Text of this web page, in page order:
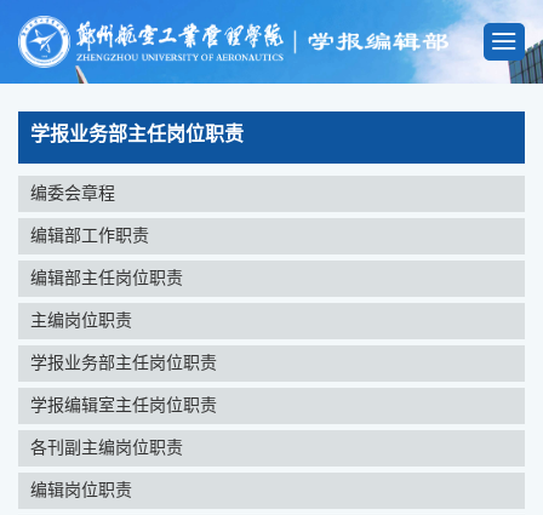
学报业务部主任岗位职责
编委会章程
编辑部工作职责
编辑部主任岗位职责
主编岗位职责
学报业务部主任岗位职责
学报编辑室主任岗位职责
各刊副主编岗位职责
编辑岗位职责